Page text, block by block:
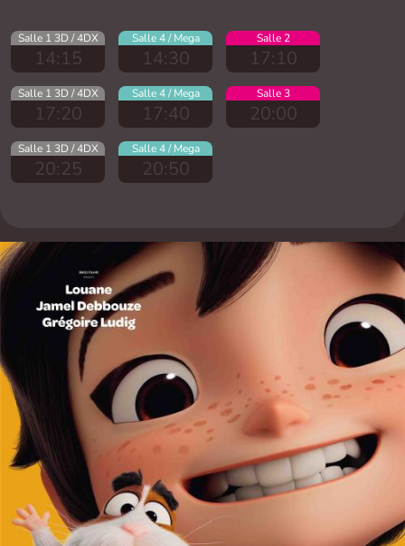
Salle 1 3D / 4DX
14:15
Salle 4 / Mega
14:30
Salle 2
17:10
Salle 1 3D / 4DX
17:20
Salle 4 / Mega
17:40
Salle 3
20:00
Salle 1 3D / 4DX
20:25
Salle 4 / Mega
20:50